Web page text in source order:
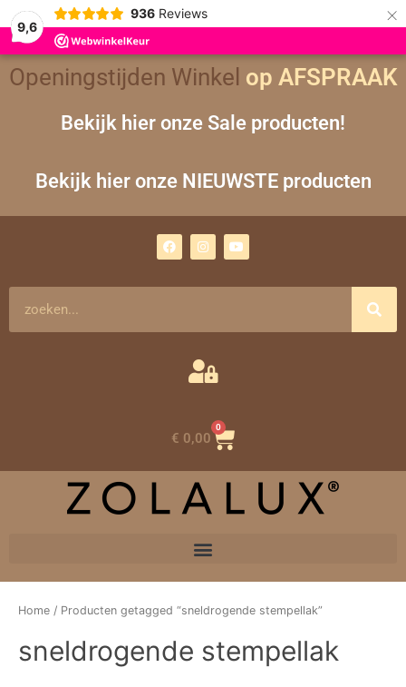
9,6
936 Reviews ×
Openingstijden Winkel op AFSPRAAK
Bekijk hier onze Sale producten!
Bekijk hier onze NIEUWSTE producten
a
c
n
s
m
o
u
€ 0,00
0
Winkelwagen
Home / Producten getagged “sneldrogende stempellak”
sneldrogende stempellak
Gesorteerd
op
nieuwste